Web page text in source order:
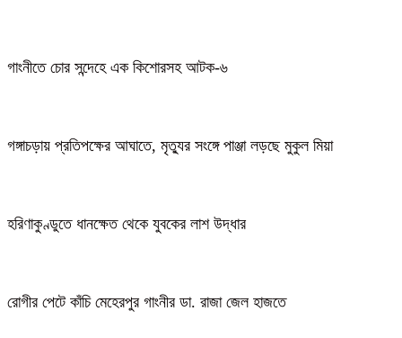
গাংনীতে চোর সন্দেহে এক কিশোরসহ আটক-৬
গঙ্গাচড়ায় প্রতিপক্ষের আঘাতে, মৃত্যুর সংঙ্গে পাঞ্জা লড়ছে মুকুল মিয়া
হরিণাকুণ্ডুতে ধানক্ষেত থেকে যুবকের লাশ উদ্ধার
রোগীর পেটে কাঁচি মেহেরপুর গাংনীর ডা. রাজা জেল হাজতে